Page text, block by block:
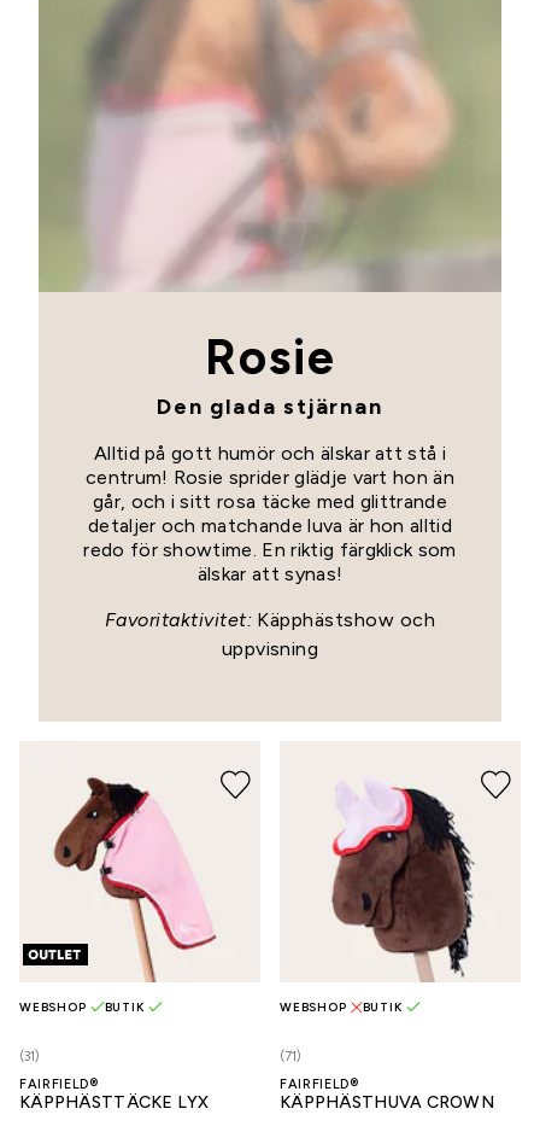
Rosie
Den glada stjärnan
Alltid på gott humör och älskar att stå i
centrum! Rosie sprider glädje vart hon än
går, och i sitt rosa täcke med glittrande
detaljer och matchande luva är hon alltid
redo för showtime. En riktig färgklick som
älskar att synas!
Favoritaktivitet: Käpphästshow och
uppvisning
(31)
WEBSHOP BUTIK
FAIRFIELD®
KÄPPHÄSTTÄCKE LYX
(71)
WEBSHOP BUTIK
FAIRFIELD®
KÄPPHÄSTHUVA CROWN